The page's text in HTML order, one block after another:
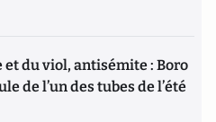
du viol, antisémite : Boro
de l’un des tubes de l’été